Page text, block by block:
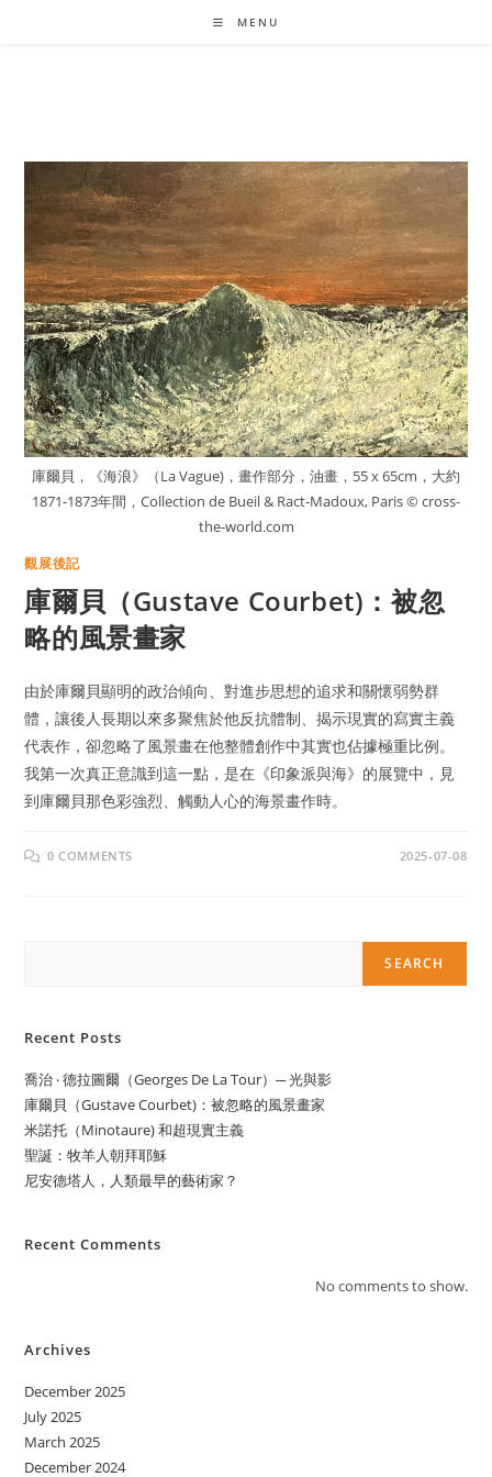
MENU
庫爾貝，《海浪》（La Vague)，畫作部分，油畫，55 x 65cm，大約
1871-1873年間，Collection de Bueil & Ract-Madoux, Paris © cross-
the-world.com
觀展後記
庫爾貝（Gustave Courbet)：被忽
略的風景畫家
由於庫爾貝顯明的政治傾向、對進步思想的追求和關懷弱勢群
體，讓後人長期以來多聚焦於他反抗體制、揭示現實的寫實主義
代表作，卻忽略了風景畫在他整體創作中其實也佔據極重比例。
我第一次真正意識到這一點，是在《印象派與海》的展覽中，見
到庫爾貝那色彩強烈、觸動人心的海景畫作時。
0 COMMENTS 2025-07-08
SEARCH
Recent Posts
喬治 ‧ 德拉圖爾（Georges De La Tour）─ 光與影
庫爾貝（Gustave Courbet)：被忽略的風景畫家
米諾托（Minotaure) 和超現實主義
聖誕：牧羊人朝拜耶穌
尼安德塔人，人類最早的藝術家？
Recent Comments
No comments to show.
Archives
December 2025
July 2025
March 2025
December 2024